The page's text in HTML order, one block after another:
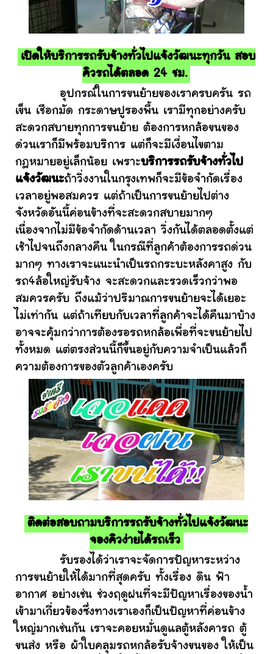
เปิดให้บริการรถรับจ้างทั่วไปแจ้งวัฒนะทุกวัน สอบ
คิวรถได้ตลอด 24 ชม.
อุปกรณ์ในการขนย้ายของเราครบครัน รถ
เข็น เชือกมัด กระดาษปูรองพื้น เรามีทุกอย่างครับ
สะดวกสบายทุกการขนย้าย ต้องการหกล้อขนของ
ด่วนเราก็มีพร้อมบริการ แต่ก็จะมีเงื่อนไขตาม
กฎหมายอยู่เล็กน้อย เพราะบริการรถรับจ้างทั่วไป
แจ้งวัฒนะถ้าวิ่งงานในกรุงเทพก็จะมีข้อจำกัดเรื่อง
เวลาอยู่พอสมควร แต่ถ้าเป็นการขนย้ายไปต่าง
จังหวัดอันนี้ค่อนข้างที่จะสะดวกสบายมากๆ
เนื่องจากไม่มีข้อจำกัดด้านเวลา วิ่งกันได้ตลอดตั้งแต่
เช้าไปจนถึงกลางคืน ในกรณีที่ลูกค้าต้องการรถด่วน
มากๆ ทางเราจะแนะนำเป็นรถกระบะหลังคาสูง กับ
รถ4ล้อใหญ่รับจ้าง จะสะดวกและรวดเร็วกว่าพอ
สมควรครับ ถึงแม้ว่าปริมาณการขนย้ายจะได้เยอะ
ไม่เท่ากัน แต่ถ้าเทียบกับเวลาที่ลูกค้าจะได้คืนมาบ้าง
อาจจะคุ้มกว่าการต้องรอรถหกล้อเพื่อที่จะขนย้ายไป
ทั้งหมด แต่ตรงส่วนนี้ก็ขึ้นอยู่กับความจำเป็นแล้วก็
ความต้องการของตัวลูกค้าเองครับ
ติดต่อสอบถามบริการรถรับจ้างทั่วไปแจ้งวัฒนะ
จองคิวง่ายได้รถเร็ว
รับรองได้ว่าเราจะจัดการปัญหาระหว่าง
การขนย้ายให้ได้มากที่สุดครับ ทั้งเรื่อง ดิน ฟ้า
อากาศ อย่างเช่น ช่วงฤดูฝนที่จะมีปัญหาเรื่องของน้ำ
เข้ามาเกี่ยวข้องซึ่งทางเราเองก็เป็นปัญหาที่ค่อนข้าง
ใหญ่มากเช่นกัน เราจะคอยหมั่นดูแลตู้หลังคารถ ตู้
ขนส่ง หรือ ผ้าใบคลุมรถหกล้อรับจ้างขนของ ให้เป็น